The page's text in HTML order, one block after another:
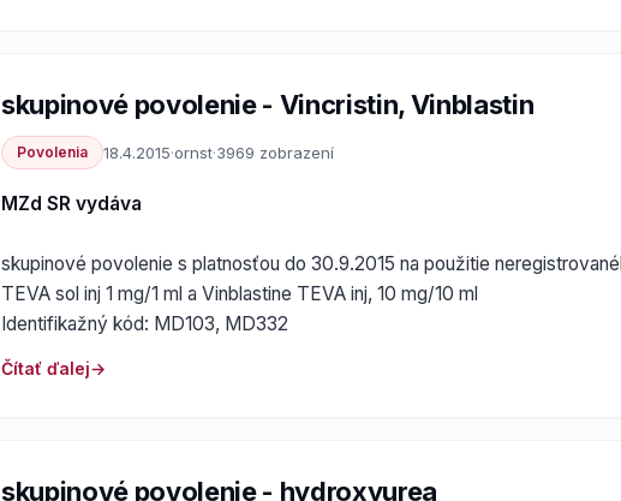
skupinové povolenie - Vincristin, Vinblastin
Povolenia 18.4.2015·ornst·3969 zobrazení
MZd SR vydáva
skupinové povolenie s platnosťou do 30.9.2015 na použitie
TEVA sol inj 1 mg/1 ml a Vinblastine TEVA inj, 10 mg/10 ml
Identifikažný kód: MD103, MD332
Čítať ďalej
skupinové povolenie - hydroxyurea